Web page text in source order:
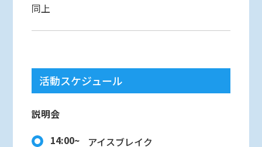
同上
活動スケジュール
説明会
14:00~
アイスブレイク